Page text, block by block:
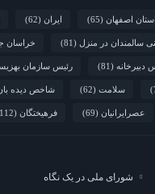
اصفهان (65) ایران (62)
سالمندان در منزل (81) خراسان
دبیرخانه (81) رئیس سازمان
سلامت (62) شاخص دیده
عصرایرانیان (69) فرهیختگان (112)
شورای ملی در یک نگاه